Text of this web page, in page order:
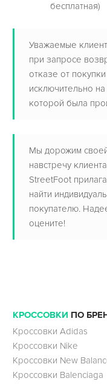
бесплатная)
Уважаемые
при запросе
отказе от
исключительно
которой была
Мы дорожим
навстречу
StreetFoot
найти
покупателю.
оцените!
КРОССОВКИ ПО
Кроссовки Adidas
Кроссовки Nike
Кроссовки New
Кроссовки Balenciaga